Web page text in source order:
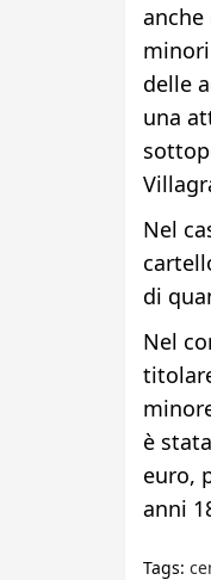
delle
una
Nel
di
Nel
è
euro,
anni
Tags: